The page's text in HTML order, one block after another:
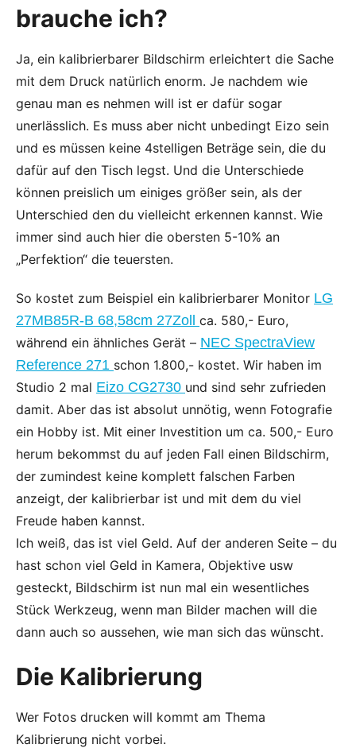
brauche ich?
Ja, ein kalibrierbarer Bildschirm erleichtert die Sache
mit dem Druck natürlich enorm. Je nachdem wie
genau man es nehmen will ist er dafür sogar
unerlässlich. Es muss aber nicht unbedingt Eizo sein
und es müssen keine 4stelligen Beträge sein, die du
dafür auf den Tisch legst. Und die Unterschiede
können preislich um einiges größer sein, als der
Unterschied den du vielleicht erkennen kannst. Wie
immer sind auch hier die obersten 5-10% an
„Perfektion“ die teuersten.
So kostet zum Beispiel ein kalibrierbarer Monitor LG
27MB85R-B 68,58cm 27Zoll ca. 580,- Euro,
während ein ähnliches Gerät – NEC SpectraView
Reference 271 schon 1.800,- kostet. Wir haben im
Studio 2 mal Eizo CG2730 und sind sehr zufrieden
damit. Aber das ist absolut unnötig, wenn Fotografie
ein Hobby ist. Mit einer Investition um ca. 500,- Euro
herum bekommst du auf jeden Fall einen Bildschirm,
der zumindest keine komplett falschen Farben
anzeigt, der kalibrierbar ist und mit dem du viel
Freude haben kannst.
Ich weiß, das ist viel Geld. Auf der anderen Seite – du
hast schon viel Geld in Kamera, Objektive usw
gesteckt, Bildschirm ist nun mal ein wesentliches
Stück Werkzeug, wenn man Bilder machen will die
dann auch so aussehen, wie man sich das wünscht.
Die Kalibrierung
Wer Fotos drucken will kommt am Thema
Kalibrierung nicht vorbei.